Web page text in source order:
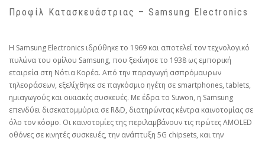
Προφίλ Κατασκευάστριας – Samsung Electronics
Η Samsung Electronics ιδρύθηκε το 1969 και αποτελεί τον τεχνολογικό
πυλώνα του ομίλου Samsung, που ξεκίνησε το 1938 ως εμπορική
εταιρεία στη Νότια Κορέα. Από την παραγωγή ασπρόμαυρων
τηλεοράσεων, εξελίχθηκε σε παγκόσμιο ηγέτη σε smartphones, tablets,
ημιαγωγούς και οικιακές συσκευές. Με έδρα το Suwon, η Samsung
επενδύει δισεκατομμύρια σε R&D, διατηρώντας κέντρα καινοτομίας σε
όλο τον κόσμο. Οι καινοτομίες της περιλαμβάνουν τις πρώτες AMOLED
οθόνες σε κινητές συσκευές, την ανάπτυξη 5G chipsets, και την